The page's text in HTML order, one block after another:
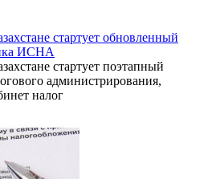
стартует обновленный
ИСНА
стартует поэтапный
администрирования,
налог